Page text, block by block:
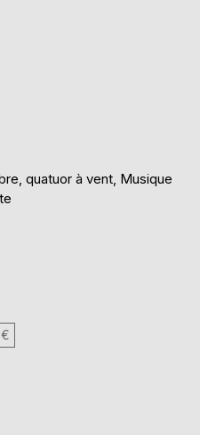
quatuor à vent, Musique